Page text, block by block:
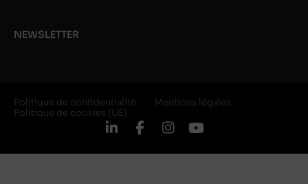
NEWSLETTER
Politique de confidentialité
Mentions légales
Politique de cookies (UE)